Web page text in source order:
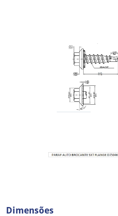
Dimensões